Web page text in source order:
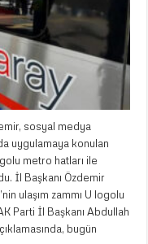
sosyal medya
uygulamaya konulan
metro hatları ile
İl Başkanı Özdemir
ulaşım zammı U logolu
Parti İl Başkanı Abdullah
bugün